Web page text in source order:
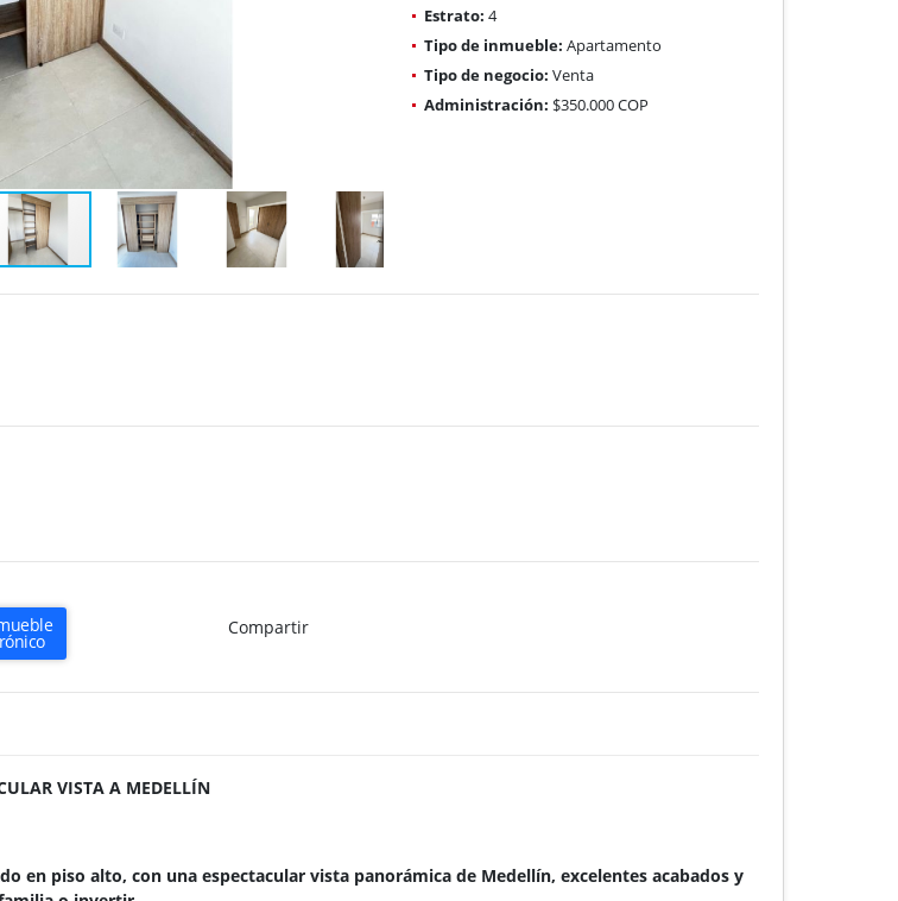
Estrato: 4
Tipo de inmueble: Apartamento
Tipo de negocio: Venta
Administración: $350.000 COP
Compartir
VISTA A MEDELLÍN
en piso alto, con una espectacular vista panorámica de Medellín, excelentes acabados y